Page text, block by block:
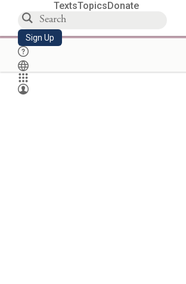
TextsTopicsDonate
Sign Up